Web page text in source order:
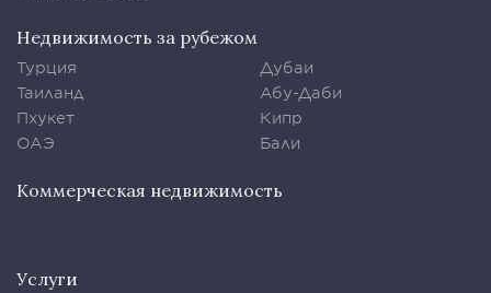
Недвижимость за рубежом
Турция
Таиланд
Пхукет
ОАЭ
Дубаи
Абу-Даби
Кипр
Бали
Коммерческая недвижимость
Услуги